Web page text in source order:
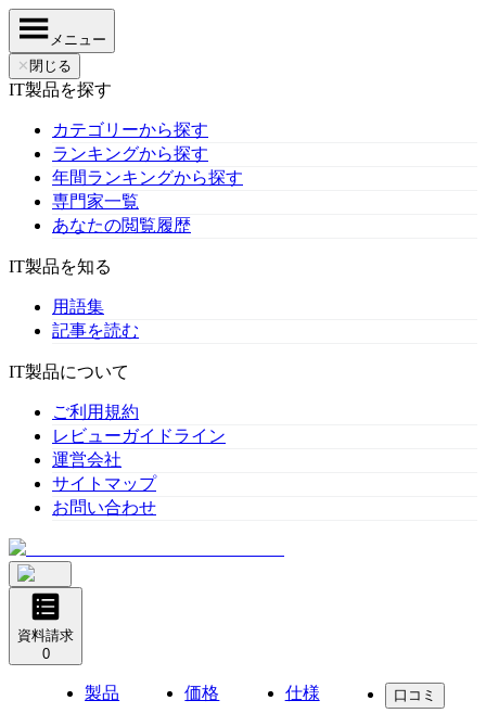
メニュー
✕ 閉じる
IT製品を探す
カテゴリーから探す
ランキングから探す
年間ランキングから探す
専門家一覧
あなたの閲覧履歴
IT製品を知る
用語集
記事を読む
IT製品について
ご利用規約
レビューガイドライン
運営会社
サイトマップ
お問い合わせ
資料請求
0
製品 価格 仕様 口コミ